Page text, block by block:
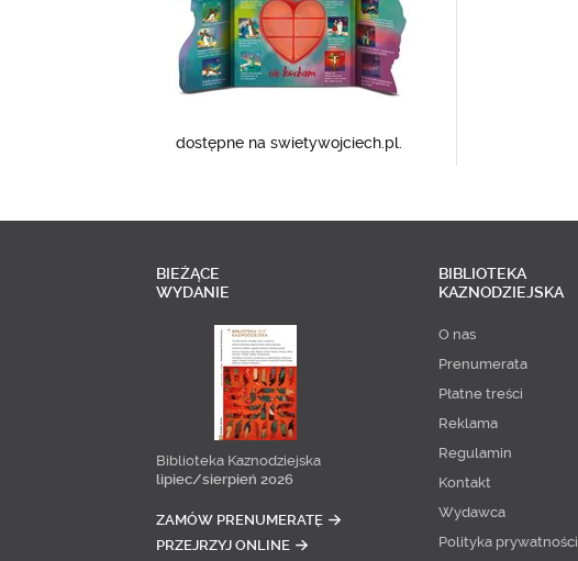
dostępne na swietywojciech.pl.
BIEŻĄCE
WYDANIE
Biblioteka Kaznodziejska
lipiec/sierpień 2026
ZAMÓW PRENUMERATĘ
PRZEJRZYJ ONLINE
BIBLIOTEKA
KAZNODZIEJSKA
O nas
Prenumerata
Płatne treści
Reklama
Regulamin
Kontakt
Wydawca
Polityka prywatności